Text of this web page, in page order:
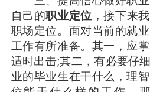
自己的职业定位 ，接下来
职场定位。面对当前的就
工作有所准备。其一，应
适时出击;其二，有必要仔
业的毕业生在干什么，理